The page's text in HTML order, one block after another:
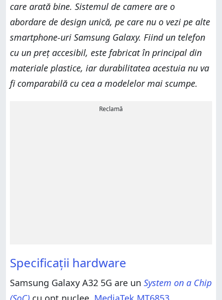
care arată bine. Sistemul de camere are o
abordare de design unică, pe care nu o vezi pe alte
smartphone-uri Samsung Galaxy. Fiind un telefon
cu un preț accesibil, este fabricat în principal din
materiale plastice, iar durabilitatea acestuia nu va
fi comparabilă cu cea a modelelor mai scumpe.
Reclamă
Specificații hardware
Samsung Galaxy A32 5G are un System on a Chip